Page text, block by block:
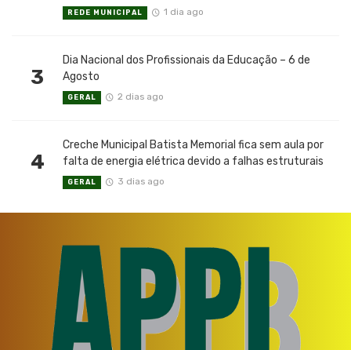
REDE MUNICIPAL 1 dia ago
3
Dia Nacional dos Profissionais da Educação – 6 de
Agosto
GERAL 2 dias ago
4
Creche Municipal Batista Memorial fica sem aula por
falta de energia elétrica devido a falhas estruturais
GERAL 3 dias ago